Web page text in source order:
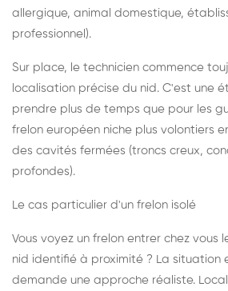
allergique, animal domestique,
professionnel).
Sur place, le technicien commence
localisation précise du nid. C'est une
prendre plus de temps que pour les
frelon européen niche plus volontiers
des cavités fermées (troncs creux,
profondes).
Le cas particulier d'un frelon isolé
Vous voyez un frelon entrer chez vous
nid identifié à proximité ? La situation
demande une approche réaliste.